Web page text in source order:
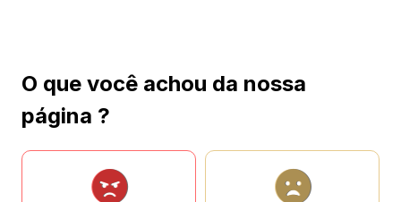
O que você achou da nossa
página ?